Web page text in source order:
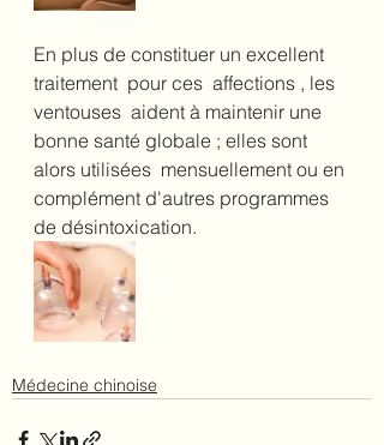
En plus de constituer un excellent
traitement  pour ces  affections , les
ventouses  aident à maintenir une
bonne santé globale ; elles sont
alors utilisées  mensuellement ou en
complément d'autres programmes
de désintoxication.
Médecine chinoise